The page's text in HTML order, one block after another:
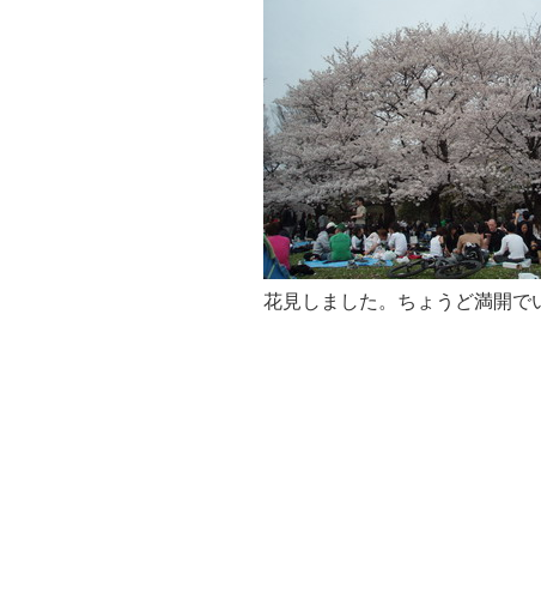
花見しました。ちょうど満開で